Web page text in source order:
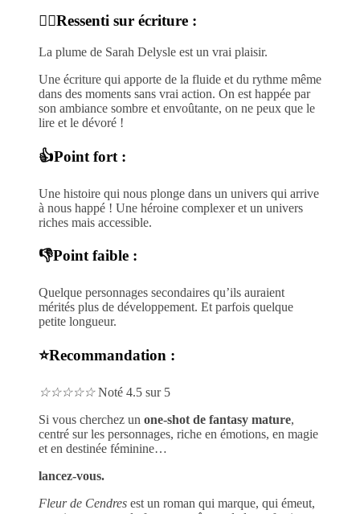
✍🏻Ressenti sur écriture :
La plume de Sarah Delysle est un vrai plaisir.
Une écriture qui apporte de la fluide et du rythme même
dans des moments sans vrai action. On est happée par
son ambiance sombre et envoûtante, on ne peux que le
lire et le dévoré !
👍Point fort :
Une histoire qui nous plonge dans un univers qui arrive
à nous happé ! Une héroine complexer et un univers
riches mais accessible.
👎Point faible :
Quelque personnages secondaires qu’ils auraient
mérités plus de développement. Et parfois quelque
petite longueur.
⭐Recommandation :
☆☆☆☆☆ Noté 4.5 sur 5
Si vous cherchez un one-shot de fantasy mature,
centré sur les personnages, riche en émotions, en magie
et en destinée féminine…
lancez-vous.
Fleur de Cendres est un roman qui marque, qui émeut,